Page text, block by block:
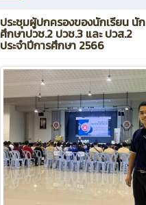
ประชุมผู้ปกครองของนักเรียน นัก
ศึกษาปวช.2 ปวช.3 และ ปวส.2
ประจำปีการศึกษา 2566